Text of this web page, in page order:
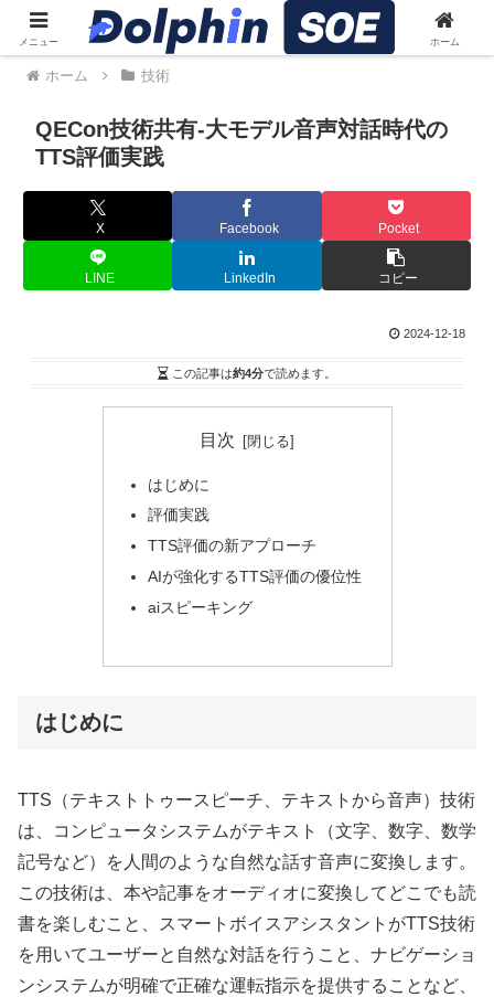
ホーム 技術
QECon技術共有-大モデル音声対話時代の
TTS評価実践
X Facebook Pocket
LINE LinkedIn コピー
2024-12-18
この記事は約4分で読めます。
目次
はじめに
評価実践
TTS評価の新アプローチ
AIが強化するTTS評価の優位性
aiスピーキング
はじめに
TTS（テキストトゥースピーチ、テキストから音声）技術
は、コンピュータシステムがテキスト（文字、数字、数学
記号など）を人間のような自然な話す音声に変換します。
この技術は、本や記事をオーディオに変換してどこでも読
書を楽しむこと、スマートボイスアシスタントがTTS技術
を用いてユーザーと自然な対話を行うこと、ナビゲーショ
ンシステムが明確で正確な運転指示を提供することなど、
メニュー ホーム